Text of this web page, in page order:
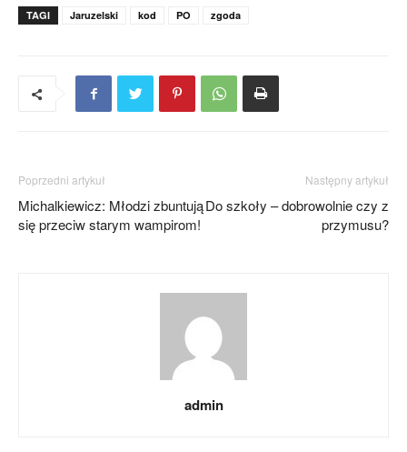
TAGI Jaruzelski kod PO zgoda
Poprzedni artykuł
Michalkiewicz: Młodzi zbuntują
się przeciw starym wampirom!
Następny artykuł
Do szkoły – dobrowolnie czy z
przymusu?
admin